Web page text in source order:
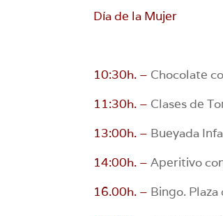
Día de la Mujer
10:30h. – Chocolate
11:30h. – Clases de
13:00h. – Bueyada
14:00h. – Aperitivo
16.00h. – Bingo.